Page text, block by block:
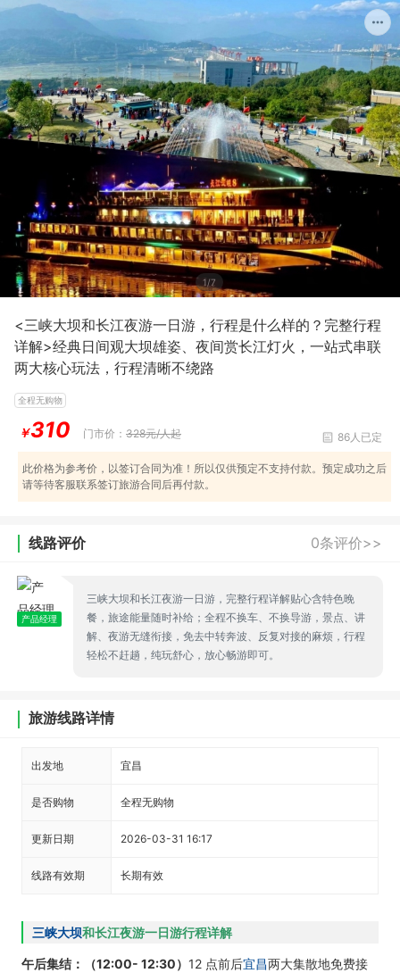
1/7
<三峡大坝和长江夜游一日游，行程是什么样的？完整行程
详解>经典日间观大坝雄姿、夜间赏长江灯火，一站式串联
两大核心玩法，行程清晰不绕路
全程无购物
￥310 门市价： 328元/人起 86人已定
此价格为参考价，以签订合同为准！所以仅供预定不支持付款。预定成功之后
请等待客服联系签订旅游合同后再付款。
线路评价 0条评价>>
产品经理
三峡大坝和长江夜游一日游，完整行程详解贴心含特色晚
餐，旅途能量随时补给；全程不换车、不换导游，景点、讲
解、夜游无缝衔接，免去中转奔波、反复对接的麻烦，行程
轻松不赶趟，纯玩舒心，放心畅游即可。
旅游线路详情
出发地 宜昌
是否购物 全程无购物
更新日期 2026-03-31 16:17
线路有效期 长期有效
三峡大坝和长江夜游一日游行程详解
午后集结：（12:00- 12:30） 12 点前后宜昌两大集散地免费接